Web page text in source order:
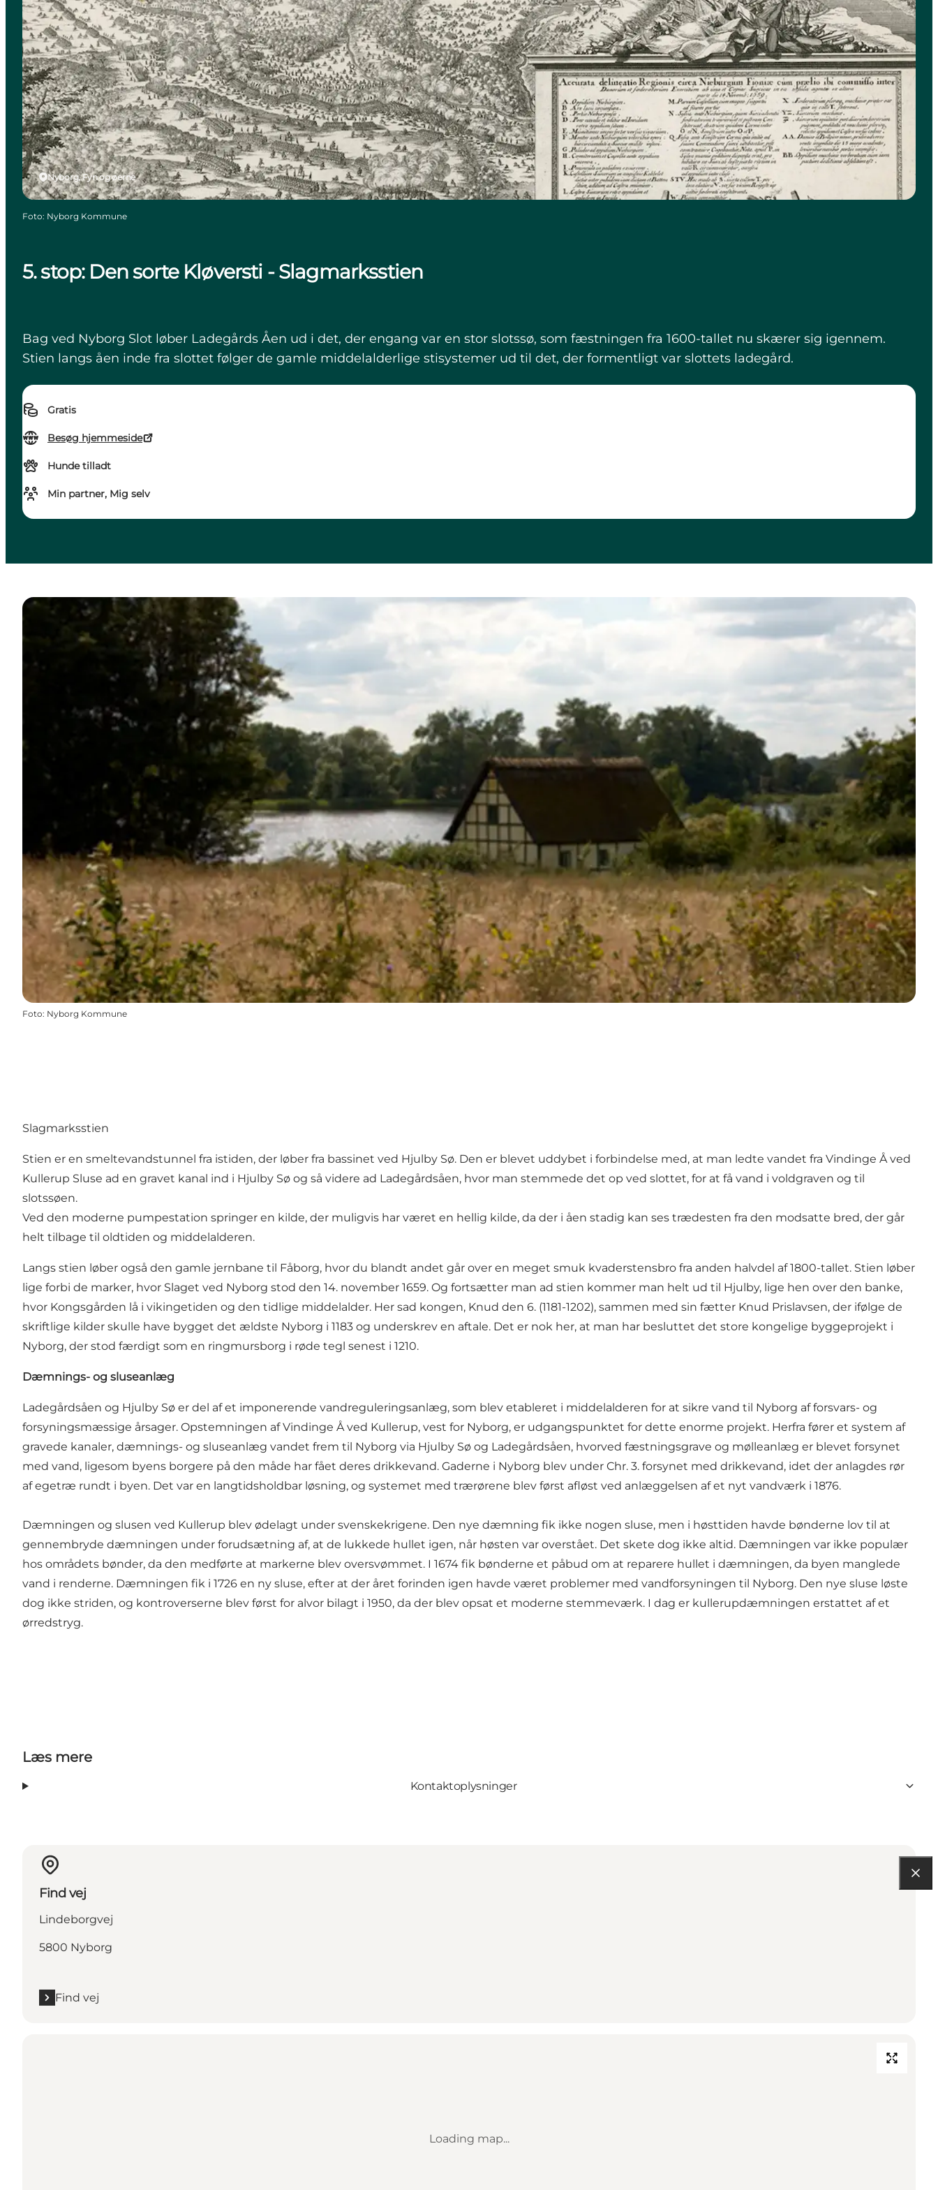
5. stop: Den sorte Kløversti - Slagmarksstien
Bag ved Nyborg Slot løber Ladegårds Åen ud i det, der engang var en stor slotssø, som fæstningen fra 1600-tallet nu skærer sig igennem.
Stien langs åen inde fra slottet følger de gamle middelalderlige stisystemer ud til det, der formentligt var slottets ladegård.
Gratis
Besøg hjemmeside
Hunde tilladt
Min partner, Mig selv
Nyborg, Fyn og øerne
Foto: Nyborg Kommune
Foto: Nyborg Kommune
Slagmarksstien
Stien er en smeltevandstunnel fra istiden, der løber fra bassinet ved Hjulby Sø. Den er blevet uddybet i forbindelse med, at man ledte vandet fra Vindinge Å ved
Kullerup Sluse ad en gravet kanal ind i Hjulby Sø og så videre ad Ladegårdsåen, hvor man stemmede det op ved slottet, for at få vand i voldgraven og til
slotssøen.
Ved den moderne pumpestation springer en kilde, der muligvis har været en hellig kilde, da der i åen stadig kan ses trædesten fra den modsatte bred, der går
helt tilbage til oldtiden og middelalderen.
Langs stien løber også den gamle jernbane til Fåborg, hvor du blandt andet går over en meget smuk kvaderstensbro fra anden halvdel af 1800-tallet. Stien løber
lige forbi de marker, hvor Slaget ved Nyborg stod den 14. november 1659. Og fortsætter man ad stien kommer man helt ud til Hjulby, lige hen over den banke,
hvor Kongsgården lå i vikingetiden og den tidlige middelalder. Her sad kongen, Knud den 6. (1181-1202), sammen med sin fætter Knud Prislavsen, der ifølge de
skriftlige kilder skulle have bygget det ældste Nyborg i 1183 og underskrev en aftale. Det er nok her, at man har besluttet det store kongelige byggeprojekt i
Nyborg, der stod færdigt som en ringmursborg i røde tegl senest i 1210.
Dæmnings- og sluseanlæg
Ladegårdsåen og Hjulby Sø er del af et imponerende vandreguleringsanlæg, som blev etableret i middelalderen for at sikre vand til Nyborg af forsvars- og
forsyningsmæssige årsager. Opstemningen af Vindinge Å ved Kullerup, vest for Nyborg, er udgangspunktet for dette enorme projekt. Herfra fører et system af
gravede kanaler, dæmnings- og sluseanlæg vandet frem til Nyborg via Hjulby Sø og Ladegårdsåen, hvorved fæstningsgrave og mølleanlæg er blevet forsynet
med vand, ligesom byens borgere på den måde har fået deres drikkevand. Gaderne i Nyborg blev under Chr. 3. forsynet med drikkevand, idet der anlagdes rør
af egetræ rundt i byen. Det var en langtidsholdbar løsning, og systemet med trærørene blev først afløst ved anlæggelsen af et nyt vandværk i 1876.
Dæmningen og slusen ved Kullerup blev ødelagt under svenskekrigene. Den nye dæmning fik ikke nogen sluse, men i høsttiden havde bønderne lov til at
gennembryde dæmningen under forudsætning af, at de lukkede hullet igen, når høsten var overstået. Det skete dog ikke altid. Dæmningen var ikke populær
hos områdets bønder, da den medførte at markerne blev oversvømmet. I 1674 fik bønderne et påbud om at reparere hullet i dæmningen, da byen manglede
vand i renderne. Dæmningen fik i 1726 en ny sluse, efter at der året forinden igen havde været problemer med vandforsyningen til Nyborg. Den nye sluse løste
dog ikke striden, og kontroverserne blev først for alvor bilagt i 1950, da der blev opsat et moderne stemmeværk. I dag er kullerupdæmningen erstattet af et
ørredstryg.
Læs mere
Kontaktoplysninger
Find vej
Lindeborgvej
5800 Nyborg
Find vej
Loading map...